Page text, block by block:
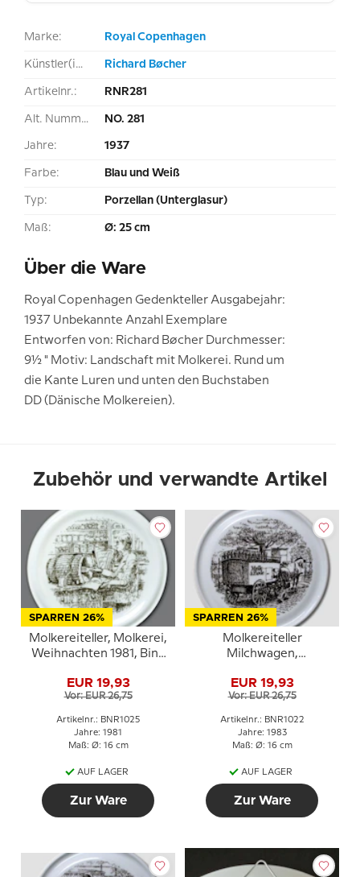
Marke: Royal Copenhagen
Künstler(in): Richard Bøcher
Artikelnr.: RNR281
Alt. Nummer: NO. 281
Jahre: 1937
Farbe: Blau und Weiß
Typ: Porzellan (Unterglasur)
Maß: Ø: 25 cm
Über die Ware
Royal Copenhagen Gedenkteller Ausgabejahr:
1937 Unbekannte Anzahl Exemplare
Entworfen von: Richard Bøcher Durchmesser:
9½ " Motiv: Landschaft mit Molkerei. Rund um
die Kante Luren und unten den Buchstaben
DD (Dänische Molkereien).
Zubehör und verwandte Artikel
SPARREN 26%
Molkereiteller, Molkerei,
Weihnachten 1981, Bing
EUR 19,93
Vor: EUR 26,75
Artikelnr.: BNR1025
Jahre: 1981
Maß: Ø: 16 cm
AUF LAGER
Zur Ware
SPARREN 26%
Molkereiteller
Milchwagen,
& Gröndahl
EUR 19,93
Vor: EUR 26,75
Artikelnr.: BNR1022
Jahre: 1983
Maß: Ø: 16 cm
AUF LAGER
Zur Ware